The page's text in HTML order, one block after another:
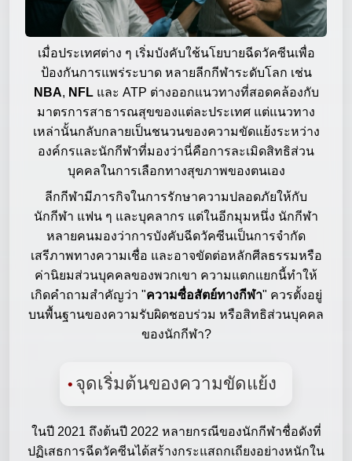
เมื่อประเทศต่าง ๆ เริ่มบังคับใช้นโยบายฉีดวัคซีนเพื่อ
ป้องกันการแพร่ระบาด หลายลีกกีฬาระดับโลก เช่น
NBA, NFLและ ATP ต่างออกแนวทางที่สอดคล้องกับ
มาตรการสาธารณสุขของแต่ละประเทศ แต่แนวทาง
เหล่านั้นกลับกลายเป็นชนวนของความขัดแย้งระหว่าง
องค์กรและนักกีฬาที่มองว่านี่คือการละเมิดสิทธิส่วน
บุคคลในการเลือกทางสุขภาพของตนเอง
ลีกกีฬามีภารกิจในการรักษาความปลอดภัยให้กับ
นักกีฬา แฟน ๆ และบุคลากร แต่ในอีกมุมหนึ่ง นักกีฬา
หลายคนมองว่าการบังคับฉีดวัคซีนเป็นการจำกัด
เสรีภาพทางความเชื่อ และอาจขัดต่อหลักศีลธรรมหรือ
ค่านิยมส่วนบุคคลของพวกเขา ความแตกแยกนี้ทำให้
เกิดคำถามสำคัญว่า "ความซื่อสัตย์ทางกีฬา" ควรตั้งอยู่
บนพื้นฐานของความรับผิดชอบร่วม หรือสิทธิส่วนบุคคล
ของนักกีฬา?
จุดเริ่มต้นของความขัดแย้ง
ในปี 2021 ถึงต้นปี 2022 หลายกรณีของนักกีฬาชื่อดังที่
ปฏิเสธการฉีดวัคซีนได้สร้างกระแสถกเถียงอย่างหนักใน